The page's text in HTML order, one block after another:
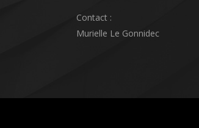
Contact :
Murielle Le Gonnidec